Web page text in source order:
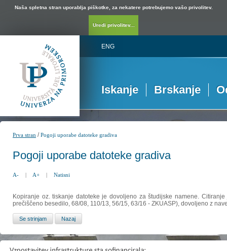
Naša spletna stran uporablja piškotke, za nekatere potrebujemo vašo privolitev.
Uredi privolitev...
ENG
Iskanje Brskanje
Prva stran /Pogoji uporabe datoteke gradiva
Pogoji uporabe datoteke gradiva
A- | A+ | Natisni
Kopiranje oz. tiskanje datoteke je dovoljeno za študijske namene.
prečiščeno besedilo, 68/08, 110/13, 56/15, 63/16 - ZKUASP), dovoljeno z